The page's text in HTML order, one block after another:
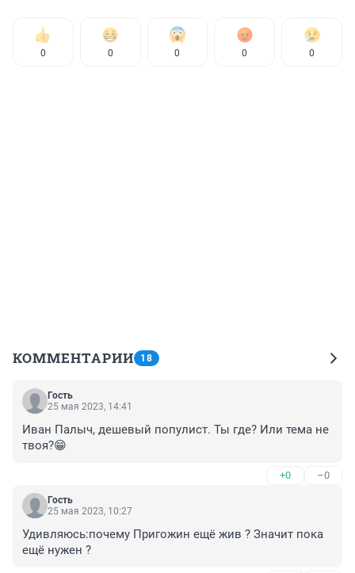
0 0 0 0 0
КОММЕНТАРИИ 18
Гость
25 мая 2023, 14:41
Иван Палыч, дешевый популист. Ты где? Или тема не
твоя?😁
+0 –0
Гость
25 мая 2023, 10:27
Удивляюсь:почему Пригожин ещё жив ? Значит пока
ещё нужен ?